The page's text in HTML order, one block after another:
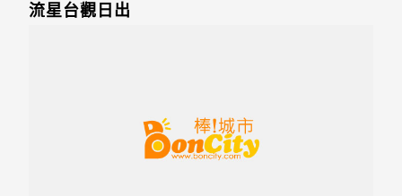
流星台觀日出